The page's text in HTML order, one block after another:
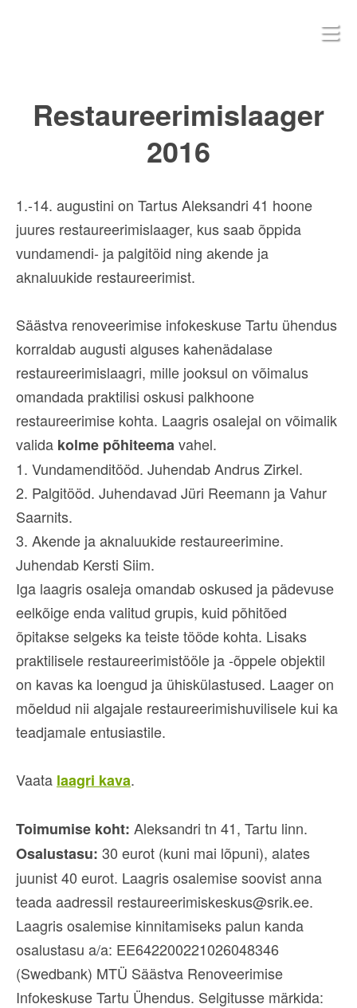
Restaureerimislaager
2016
1.-14. augustini on Tartus Aleksandri 41 hoone
juures restaureerimislaager, kus saab õppida
vundamendi- ja palgitöid ning akende ja
aknaluukide restaureerimist.
Säästva renoveerimise infokeskuse Tartu ühendus
korraldab augusti alguses kahenädalase
restaureerimislaagri, mille jooksul on võimalus
omandada praktilisi oskusi palkhoone
restaureerimise kohta. Laagris osalejal on võimalik
valida kolme põhiteemavahel.
1. Vundamenditööd. Juhendab Andrus Zirkel.
2. Palgitööd. Juhendavad Jüri Reemann ja Vahur
Saarnits.
3. Akende ja aknaluukide restaureerimine.
Juhendab Kersti Siim.
Iga laagris osaleja omandab oskused ja pädevuse
eelkõige enda valitud grupis, kuid põhitõed
õpitakse selgeks ka teiste tööde kohta. Lisaks
praktilisele restaureerimistööle ja -õppele objektil
on kavas ka loengud ja ühiskülastused. Laager on
mõeldud nii algajale restaureerimishuvilisele kui ka
teadjamale entusiastile.
Vaata laagri kava.
Toimumise koht: Aleksandri tn 41, Tartu linn.
Osalustasu: 30 eurot (kuni mai lõpuni), alates
juunist 40 eurot. Laagris osalemise soovist anna
teada aadressil restaureerimiskeskus@srik.ee.
Laagris osalemise kinnitamiseks palun kanda
osalustasu a/a: EE642200221026048346
(Swedbank) MTÜ Säästva Renoveerimise
Infokeskuse Tartu Ühendus. Selgitusse märkida: